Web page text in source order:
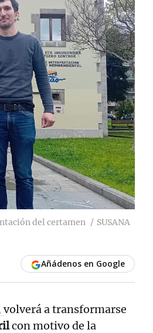
del certamen
SUSANA
Añádenos en Google
volverá a transformarse
con motivo de la